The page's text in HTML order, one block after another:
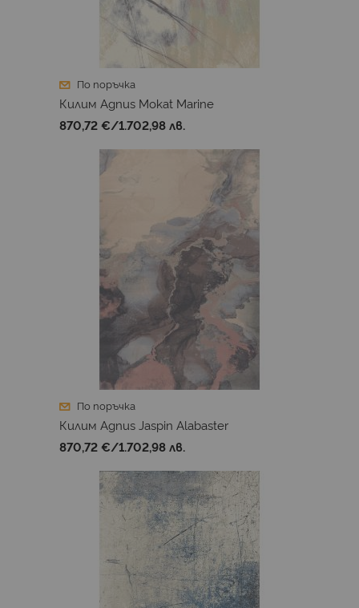
По поръчка
Килим Agnus Mokat Marine
870,72 €/1.702,98 лв.
По поръчка
Килим Agnus Jaspin Alabaster
870,72 €/1.702,98 лв.